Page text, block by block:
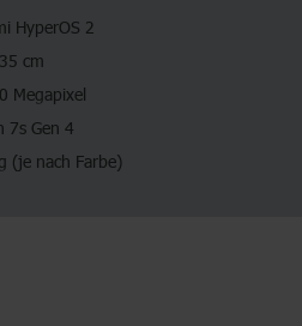
HyperOS 2
cm
Megapixel
7s Gen 4
(je nach Farbe)